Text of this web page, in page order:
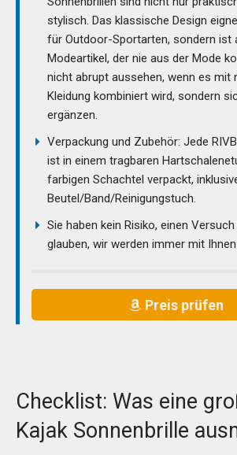
stylisch. Das klassische Design
für Outdoor-Sportarten, sondern ist
Modeartikel, der nie aus der Mode
nicht abrupt aussehen, wenn es mit
Kleidung kombiniert wird, sondern
ergänzen.
Verpackung und Zubehör: Jede
ist in einem tragbaren
farbigen Schachtel verpackt,
Beutel/Band/Reinigungstuch.
Sie haben kein Risiko, einen
glauben, wir werden immer mit
Preis prüfen
Checklist: Was eine
Kajak Sonnenbrille